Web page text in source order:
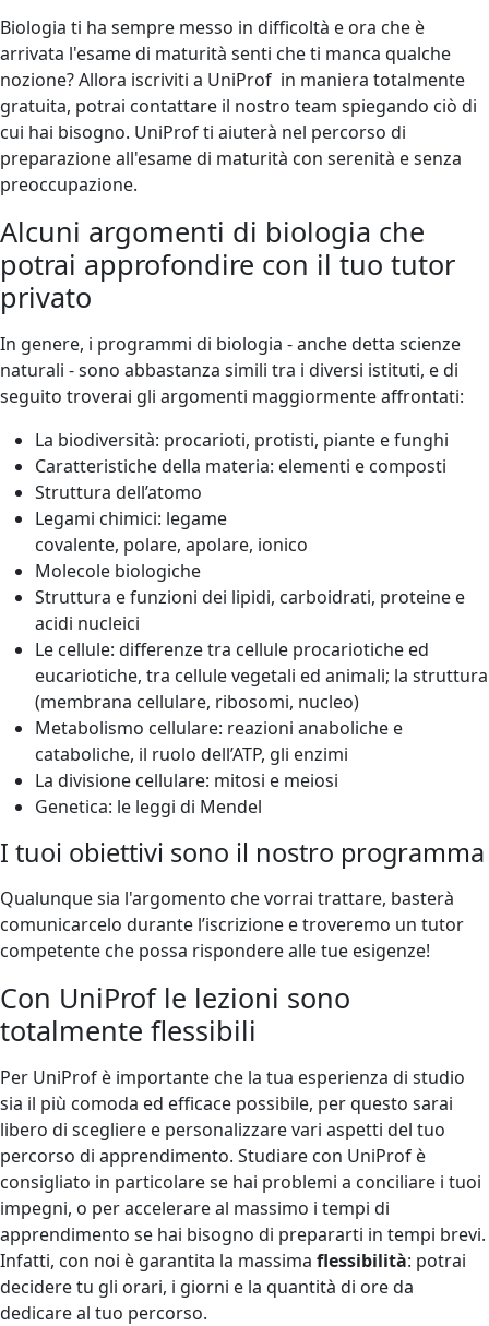
Biologia ti ha sempre messo in difficoltà e ora che è
arrivata l'esame di maturità senti che ti manca qualche
nozione? Allora iscriviti a UniProf in maniera totalmente
gratuita, potrai contattare il nostro team spiegando ciò di
cui hai bisogno. UniProf ti aiuterà nel percorso di
preparazione all'esame di maturità con serenità e senza
preoccupazione.
Alcuni argomenti di biologia che
potrai approfondire con il tuo tutor
privato
In genere, i programmi di biologia - anche detta scienze
naturali - sono abbastanza simili tra i diversi istituti, e di
seguito troverai gli argomenti maggiormente affrontati:
La biodiversità: procarioti, protisti, piante e funghi
Caratteristiche della materia: elementi e composti
Struttura dell’atomo
Legami chimici: legame
covalente, polare, apolare, ionico
Molecole biologiche
Struttura e funzioni dei lipidi, carboidrati, proteine e
acidi nucleici
Le cellule: differenze tra cellule procariotiche ed
eucariotiche, tra cellule vegetali ed animali; la struttura
(membrana cellulare, ribosomi, nucleo)
Metabolismo cellulare: reazioni anaboliche e
cataboliche, il ruolo dell’ATP, gli enzimi
La divisione cellulare: mitosi e meiosi
Genetica: le leggi di Mendel
I tuoi obiettivi sono il nostro programma
Qualunque sia l'argomento che vorrai trattare, basterà
comunicarcelo durante l’iscrizione e troveremo un tutor
competente che possa rispondere alle tue esigenze!
Con UniProf le lezioni sono
totalmente flessibili
Per UniProf è importante che la tua esperienza di studio
sia il più comoda ed efficace possibile, per questo sarai
libero di scegliere e personalizzare vari aspetti del tuo
percorso di apprendimento. Studiare con UniProf è
consigliato in particolare se hai problemi a conciliare i tuoi
impegni, o per accelerare al massimo i tempi di
apprendimento se hai bisogno di prepararti in tempi brevi.
Infatti, con noi è garantita la massima flessibilità: potrai
decidere tu gli orari, i giorni e la quantità di ore da
dedicare al tuo percorso.